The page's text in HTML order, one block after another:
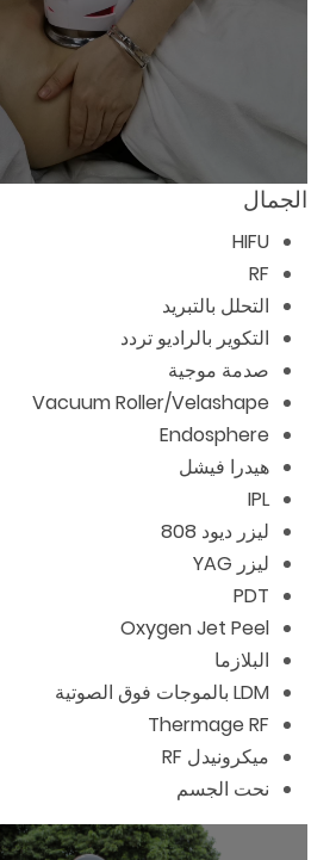
الجمال
HIFU
RF
التحلل بالتبريد
التكوير بالراديو تردد
صدمة موجية
Vacuum Roller/Velashape
Endosphere
هيدرا فيشل
IPL
ليزر ديود 808
ليزر YAG
PDT
Oxygen Jet Peel
البلازما
LDM بالموجات فوق الصوتية
Thermage RF
ميكرونيدل RF
نحت الجسم